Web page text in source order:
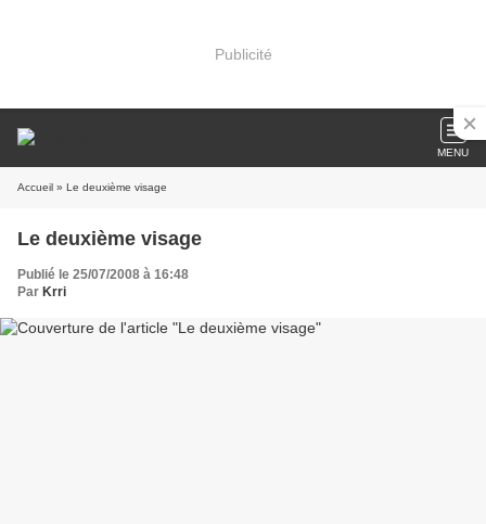
Publicité
MENU
Accueil » Le deuxième visage
Le deuxième visage
Publié le 25/07/2008 à 16:48
Par Krri